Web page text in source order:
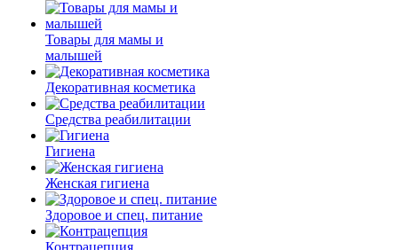
Товары для мамы и
малышей
Декоративная косметика
Средства реабилитации
Гигиена
Женская гигиена
Здоровое и спец. питание
Контрацепция